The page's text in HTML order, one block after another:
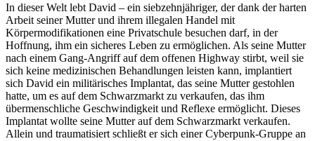
In dieser Welt lebt David – ein siebzehnjähriger, der dank der harten
Arbeit seiner Mutter und ihrem illegalen Handel mit
Körpermodifikationen eine Privatschule besuchen darf, in der
Hoffnung, ihm ein sicheres Leben zu ermöglichen. Als seine Mutter
nach einem Gang-Angriff auf dem offenen Highway stirbt, weil sie
sich keine medizinischen Behandlungen leisten kann, implantiert
sich David ein militärisches Implantat, das seine Mutter gestohlen
hatte, um es auf dem Schwarzmarkt zu verkaufen, das ihm
übermenschliche Geschwindigkeit und Reflexe ermöglicht. Dieses
Implantat wollte seine Mutter auf dem Schwarzmarkt verkaufen.
Allein und traumatisiert schließt er sich einer Cyberpunk-Gruppe an